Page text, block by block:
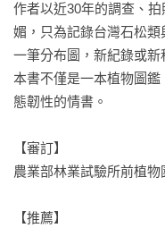
作者以近30年的調查、
媚，只為記錄台灣石松
一筆分布圖，新紀錄或新
本書不僅是一本植物圖
態韌性的情書。
【審訂】
農業部林業試驗所前植物
【推薦】